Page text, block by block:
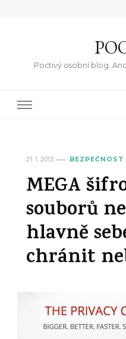
Poctivý osobní blog.
21. 1. 2013 BEZPEČNOST
MEGA
souborů
hlavně
chránit